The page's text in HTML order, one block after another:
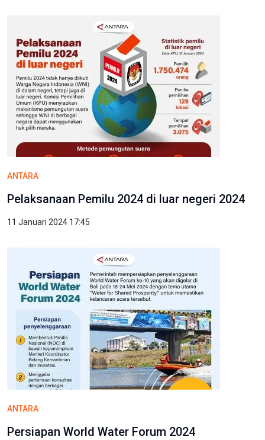
ANTARA
Pelaksanaan Pemilu 2024 di luar negeri 2024
11 Januari 2024 17:45
ANTARA
Persiapan World Water Forum 2024